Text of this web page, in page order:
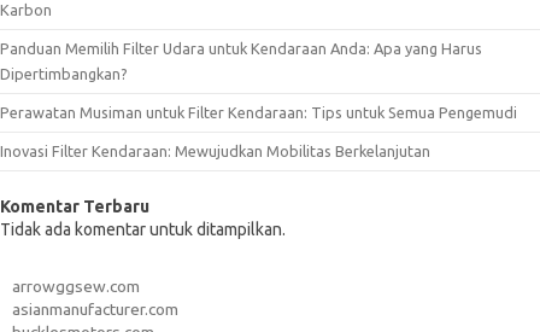
Karbon
Panduan Memilih Filter Udara untuk Kendaraan Anda: Apa yang Harus
Dipertimbangkan?
Perawatan Musiman untuk Filter Kendaraan: Tips untuk Semua Pengemudi
Inovasi Filter Kendaraan: Mewujudkan Mobilitas Berkelanjutan
Komentar Terbaru
Tidak ada komentar untuk ditampilkan.
arrowggsew.com
asianmanufacturer.com